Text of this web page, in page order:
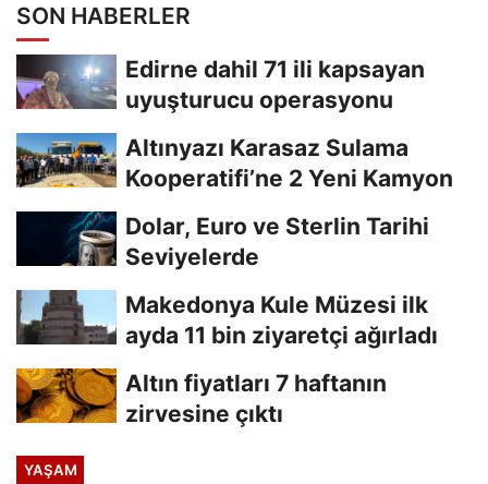
SON HABERLER
Edirne dahil 71 ili kapsayan
uyuşturucu operasyonu
Altınyazı Karasaz Sulama
Kooperatifi’ne 2 Yeni Kamyon
Dolar, Euro ve Sterlin Tarihi
Seviyelerde
Makedonya Kule Müzesi ilk
ayda 11 bin ziyaretçi ağırladı
Altın fiyatları 7 haftanın
zirvesine çıktı
YAŞAM